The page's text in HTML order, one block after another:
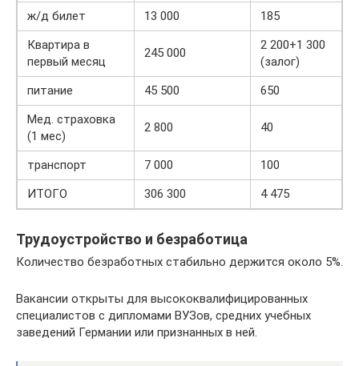
ж/д билет 13 000
185
Квартира в
первый месяц
245 000
2 200+1 300
(залог)
питание
45 500
650
Мед. страховка
(1 мес)
2 800 40
транспорт 7 000
100
ИТОГО
306 300 4 475
Трудоустройство и безработица
Количество безработных стабильно держится около 5%.
Вакансии открыты для высококвалифицированных
специалистов с дипломами ВУЗов, средних учебных
заведений Германии или признанных в ней.